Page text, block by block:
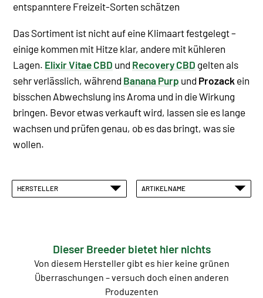
entspanntere Freizeit-Sorten schätzen
Das Sortiment ist nicht auf eine Klimaart festgelegt –
einige kommen mit Hitze klar, andere mit kühleren
Lagen. Elixir Vitae CBD und Recovery CBD gelten als
sehr verlässlich, während Banana Purp und Prozack ein
bisschen Abwechslung ins Aroma und in die Wirkung
bringen. Bevor etwas verkauft wird, lassen sie es lange
wachsen und prüfen genau, ob es das bringt, was sie
wollen.
HERSTELLER ARTIKELNAME
Dieser Breeder bietet hier nichts
Von diesem Hersteller gibt es hier keine grünen
Überraschungen – versuch doch einen anderen
Produzenten